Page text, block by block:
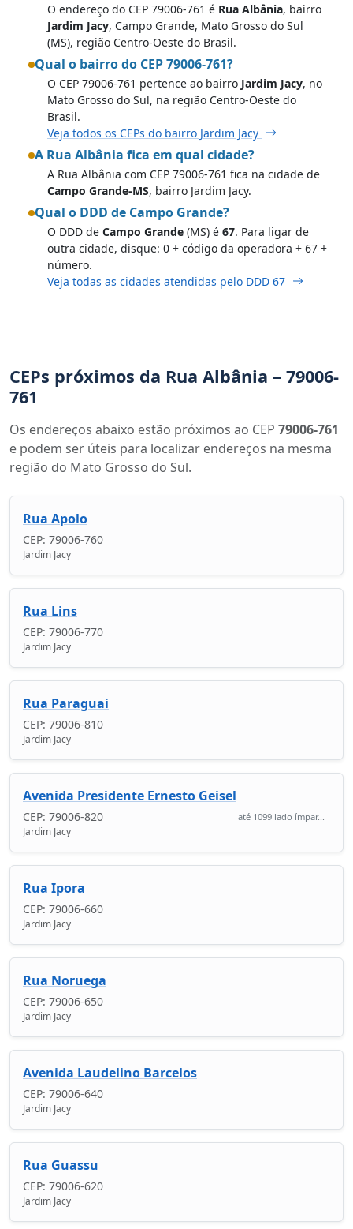
O endereço do CEP 79006-761 é Rua Albânia, bairro
Jardim Jacy, Campo Grande, Mato Grosso do Sul
(MS), região Centro-Oeste do Brasil.
Qual o bairro do CEP 79006-761?
O CEP 79006-761 pertence ao bairro Jardim Jacy, no
Mato Grosso do Sul, na região Centro-Oeste do
Brasil.
Veja todos os CEPs do bairro Jardim Jacy
A Rua Albânia fica em qual cidade?
A Rua Albânia com CEP 79006-761 fica na cidade de
Campo Grande-MS, bairro Jardim Jacy.
Qual o DDD de Campo Grande?
O DDD de Campo Grande (MS) é 67. Para ligar de
outra cidade, disque: 0 + código da operadora + 67 +
número.
Veja todas as cidades atendidas pelo DDD 67
CEPs próximos da Rua Albânia – 79006-
761
Os endereços abaixo estão próximos ao CEP 79006-761
e podem ser úteis para localizar endereços na mesma
região do Mato Grosso do Sul.
Rua Apolo
CEP: 79006-760
Jardim Jacy
Rua Lins
CEP: 79006-770
Jardim Jacy
Rua Paraguai
CEP: 79006-810
Jardim Jacy
Avenida Presidente Ernesto Geisel
CEP: 79006-820 até 1099 lado ímpar...
Jardim Jacy
Rua Ipora
CEP: 79006-660
Jardim Jacy
Rua Noruega
CEP: 79006-650
Jardim Jacy
Avenida Laudelino Barcelos
CEP: 79006-640
Jardim Jacy
Rua Guassu
CEP: 79006-620
Jardim Jacy